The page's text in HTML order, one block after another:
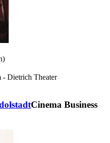
Dietrich Theater
Cinema Business